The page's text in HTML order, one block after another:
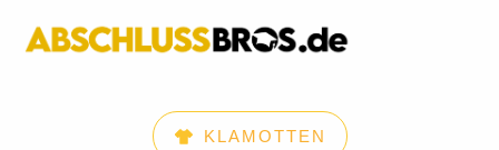
KLAMOTTEN